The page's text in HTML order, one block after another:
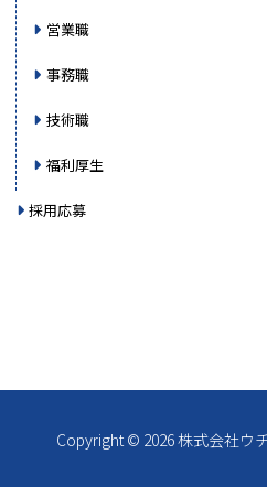
営業職
事務職
技術職
福利厚生
採用応募
Copyright © 2026 株式会社ウ